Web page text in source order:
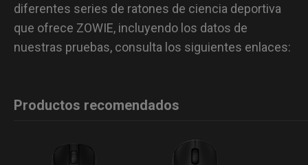
diferentes series de ratones de ciencia deportiva
que ofrece ZOWIE, incluyendo los datos de
nuestras pruebas, consulta los siguientes enlaces:
Productos recomendados